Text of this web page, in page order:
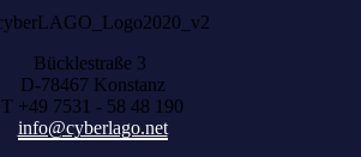
Bücklestraße 3
D-78467 Konstanz
T +49 7531 - 58 48 190
info@cyberlago.net